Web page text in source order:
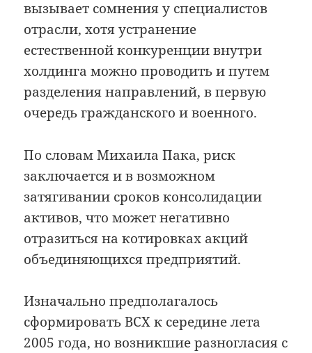
вызывает сомнения у специалистов
отрасли, хотя устранение
естественной конкуренции внутри
холдинга можно проводить и путем
разделения направлений, в первую
очередь гражданского и военного.
По словам Михаила Пака, риск
заключается и в возможном
затягивании сроков консолидации
активов, что может негативно
отразиться на котировках акций
объединяющихся предприятий.
Изначально предполагалось
сформировать ВСХ к середине лета
2005 года, но возникшие разногласия с